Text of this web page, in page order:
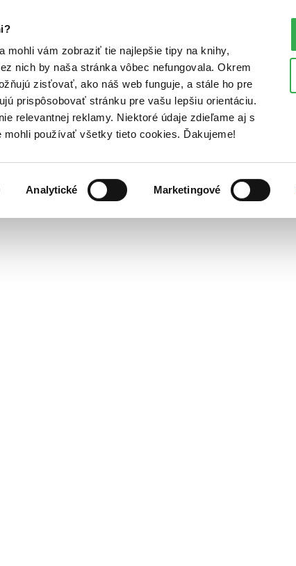
mohli vám zobraziť tie najlepšie tipy na knihy,
nich by naša stránka vôbec nefungovala. Okrem
zisťovať, ako náš web funguje, a stále ho pre
prispôsobovať stránku pre vašu lepšiu orientáciu.
relevantnej reklamy. Niektoré údaje zdieľame aj s
používať všetky tieto cookies. Ďakujeme!
Analytické Marketingové